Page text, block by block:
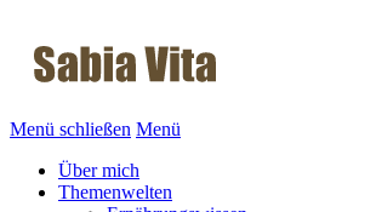
Menü schließen Menü
Über mich
Themenwelten